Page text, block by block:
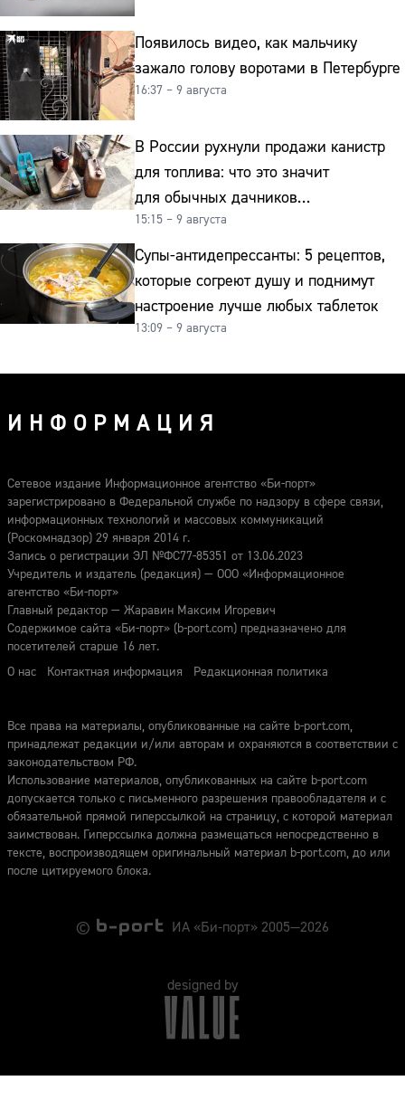
Появилось видео, как мальчику
зажало голову воротами в Петербурге
16:37 – 9 августа
В России рухнули продажи канистр
для топлива: что это значит
для обычных дачников
и автомобилистов
15:15 – 9 августа
Супы-антидепрессанты: 5 рецептов,
которые согреют душу и поднимут
настроение лучше любых таблеток
13:09 – 9 августа
ИНФОРМАЦИЯ
Сетевое издание Информационное агентство «Би-порт»
зарегистрировано в Федеральной службе по надзору в сфере связи,
информационных технологий и массовых коммуникаций
(Роскомнадзор) 29 января 2014 г.
Запись о регистрации ЭЛ №ФС77-85351 от 13.06.2023
Учредитель и издатель (редакция) — ООО «Информационное
агентство «Би-порт»
Главный редактор — Жаравин Максим Игоревич
Содержимое сайта «Би-порт» (b-port.com) предназначено для
посетителей старше 16 лет.
О нас
Контактная информация Редакционная политика
Все права на материалы, опубликованные на сайте b-port.com,
принадлежат редакции и/или авторам и охраняются в соответствии с
законодательством РФ.
Использование материалов, опубликованных на сайте b-port.com
допускается только с письменного разрешения правообладателя и с
обязательной прямой гиперссылкой на страницу, с которой материал
заимствован. Гиперссылка должна размещаться непосредственно в
тексте, воспроизводящем оригинальный материал b-port.com, до или
после цитируемого блока.
© ИА «Би-порт» 2005—2026
designed by